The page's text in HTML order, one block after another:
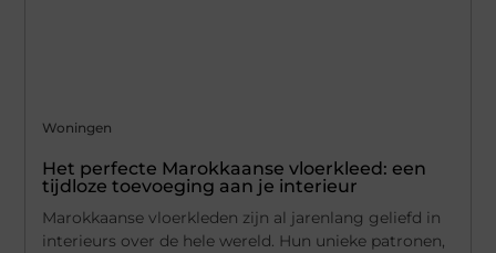
Woningen
Het perfecte Marokkaanse vloerkleed: een
tijdloze toevoeging aan je interieur
Marokkaanse vloerkleden zijn al jarenlang geliefd in
interieurs over de hele wereld. Hun unieke patronen,